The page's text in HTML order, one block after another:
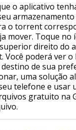
o aplicativo
o torrent
mover. Toque no
direito do
Você poderá ver
de sua
uma solução
telefone e usar
gratuito na